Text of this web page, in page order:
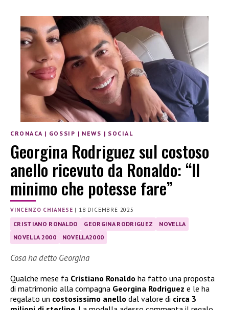
CRONACA | GOSSIP | NEWS | SOCIAL
Georgina Rodriguez sul costoso
anello ricevuto da Ronaldo: “Il
minimo che potesse fare”
VINCENZO CHIANESE | 18 DICEMBRE 2025
CRISTIANO RONALDO GEORGINA RODRIGUEZ
NOVELLA
NOVELLA 2000
NOVELLA2000
Cosa ha detto Georgina
Qualche mese fa Cristiano Ronaldo ha fatto una proposta
di matrimonio alla compagna Georgina Rodriguez e le ha
regalato un costosissimo anello dal valore di circa 3